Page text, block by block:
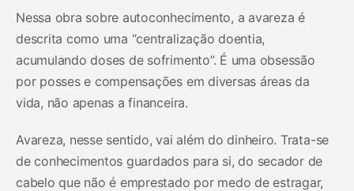
Nessa obra sobre autoconhecimento, a avareza é
descrita como uma “centralização doentia,
acumulando doses de sofrimento”. É uma obsessão
por posses e compensações em diversas áreas da
vida, não apenas a financeira.
Avareza, nesse sentido, vai além do dinheiro. Trata-se
de conhecimentos guardados para si, do secador de
cabelo que não é emprestado por medo de estragar,